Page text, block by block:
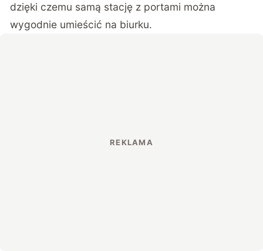
dzięki czemu samą stację z portami można
wygodnie umieścić na biurku.